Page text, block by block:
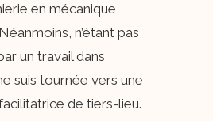
en mécanique,
n’étant pas
un travail dans
suis tournée vers une
de tiers-lieu.